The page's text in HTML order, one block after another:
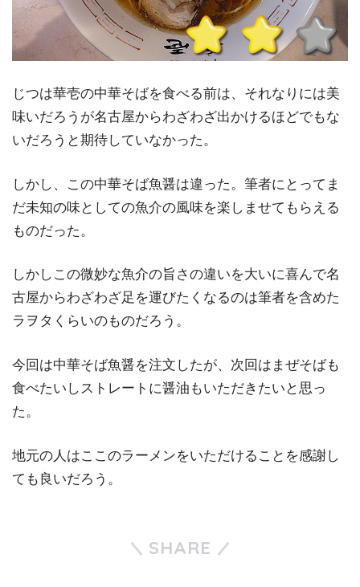
じつは華壱の中華そばを食べる前は、それなりには美
味いだろうが名古屋からわざわざ出かけるほどでもな
いだろうと期待していなかった。
しかし、この中華そば魚醤は違った。筆者にとってま
だ未知の味としての魚介の風味を楽しませてもらえる
ものだった。
しかしこの微妙な魚介の旨さの違いを大いに喜んで名
古屋からわざわざ足を運びたくなるのは筆者を含めた
ラヲタくらいのものだろう。
今回は中華そば魚醤を注文したが、次回はまぜそばも
食べたいしストレートに醤油もいただきたいと思っ
た。
地元の人はここのラーメンをいただけることを感謝し
ても良いだろう。
SHARE